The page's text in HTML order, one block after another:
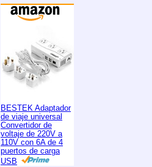
BESTEK Adaptador
de viaje universal
Convertidor de
voltaje de 220V a
110V con 6A de 4
puertos de carga
USB